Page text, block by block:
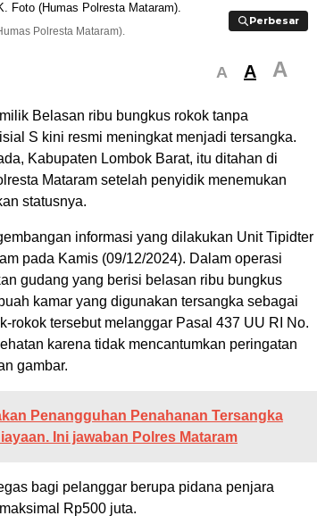
Perbesar
Perbesar
Polresta Mataram).
A A A
Belasan ribu bungkus rokok tanpa
S kini resmi meningkat menjadi tersangka.
Kabupaten Lombok Barat, itu ditahan di
Mataram setelah penyidik menemukan
statusnya.
informasi yang dilakukan Unit Tipidter
pada Kamis (09/12/2024). Dalam operasi
gudang yang berisi belasan ribu bungkus
kamar yang digunakan tersangka sebagai
rokok tersebut melanggar Pasal 437 UU RI No.
karena tidak mencantumkan peringatan
gambar.
Penangguhan Penahanan Tersangka
Ini jawaban Polres Mataram
bagi pelanggar berupa pidana penjara
Rp500 juta.